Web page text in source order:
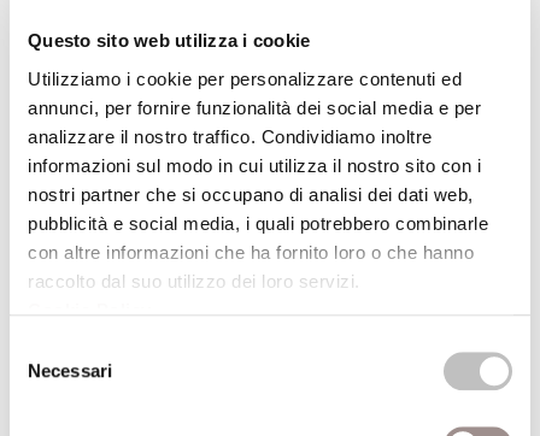
Questo sito web utilizza i cookie
Utilizziamo i cookie per personalizzare contenuti ed
annunci, per fornire funzionalità dei social media e per
analizzare il nostro traffico. Condividiamo inoltre
informazioni sul modo in cui utilizza il nostro sito con i
nostri partner che si occupano di analisi dei dati web,
pubblicità e social media, i quali potrebbero combinarle
con altre informazioni che ha fornito loro o che hanno
raccolto dal suo utilizzo dei loro servizi.
delNecessari
della conferenza, è possibile ascoltarne la registrazione.
ALTRE CONFERENZE DEL CICLO
03/12/2010
Modelli e principi della metropoli postmoderna